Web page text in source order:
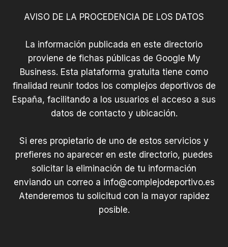
AVISO DE LA PROCEDENCIA DE LOS DATOS
La información publicada en este directorio
proviene de fichas públicas de Google My
Business. Esta plataforma gratuita tiene como
finalidad reunir todos los complejos deportivos de
España, facilitando a los usuarios el acceso a sus
datos de contacto y ubicación.
Si eres propietario de uno de estos servicios y
prefieres no aparecer en este directorio, puedes
solicitar la eliminación de tu información
enviando un correo a info@complejodeportivo.es
Atenderemos tu solicitud con la mayor rapidez
posible.